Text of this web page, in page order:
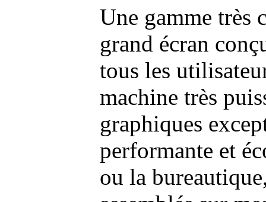
Une gamme très
grand écran
tous les
machine très
graphiques
performante et
ou la